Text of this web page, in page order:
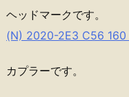
ヘッドマークです。
(N) 2020-2E3 C56 160
カプラーです。